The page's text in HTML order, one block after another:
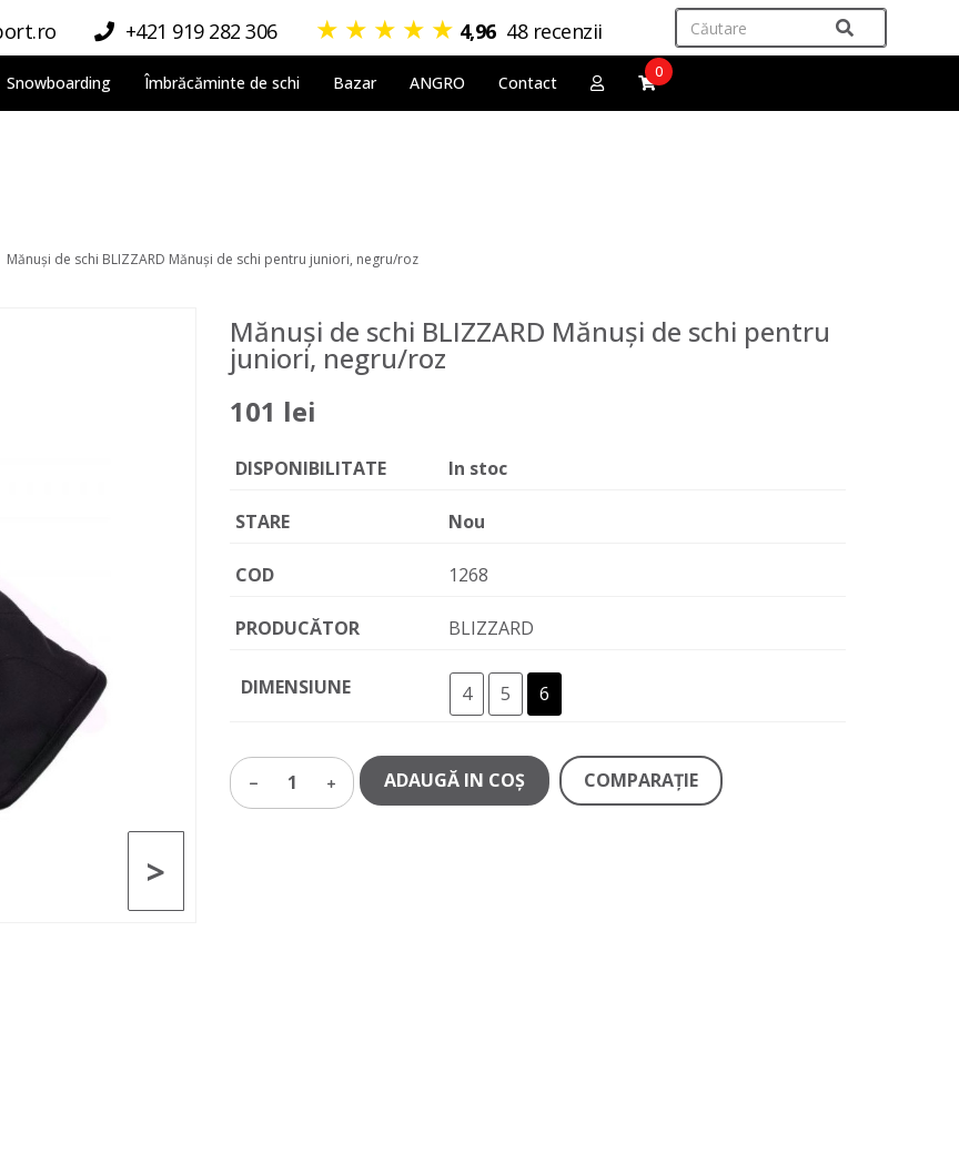
+421 919 282 306 ★ ★ ★ ★ ★ 4,96 48 recenzii
Snowboarding Îmbrăcăminte de schi Bazar ANGRO Contact
0
Mănuși de schi BLIZZARD Mănuși de schi pentru juniori, negru/roz
>
Mănuși de schi BLIZZARD Mănuși de schi pentru
juniori, negru/roz
101 lei
DISPONIBILITATE In stoc
STARE Nou
COD 1268
PRODUCĂTOR BLIZZARD
DIMENSIUNE 4 5 6
1 ADAUGĂ IN COŞ COMPARAŢIE